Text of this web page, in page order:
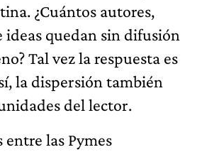
¿Cuántos autores,
ideas quedan sin difusión
Tal vez la respuesta es
la dispersión también
del lector.
las Pymes